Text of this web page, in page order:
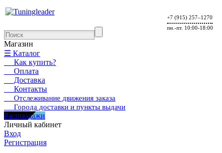
II FL 2012-2015
+7 (915) 257–1270
пн.-пт. 10:00-18:00
Магазин
☰ Каталог
Как купить?
Оплата
Доставка
Контакты
Отслеживание движения заказа
Города доставки и пункты выдачи
Распродажи
Личный кабинет
Вход
Регистрация